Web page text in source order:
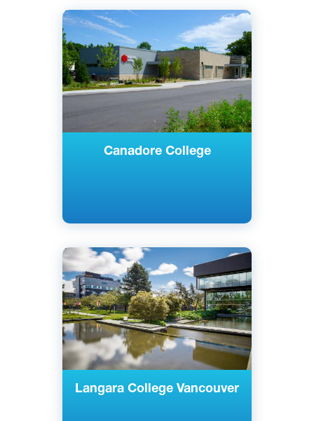
Canadore College
Английский
Норт-Бей, Канада
Государственный
Langara College Vancouver
Английский
Ванкувер, Канада
Государственный